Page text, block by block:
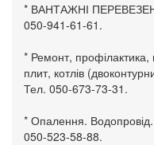
* ВАНТАЖНІ
050-941-61-61.
* Ремонт, профілактика,
плит, котлів
Тел. 050-673-73-31.
* Опалення.
050-523-58-88.